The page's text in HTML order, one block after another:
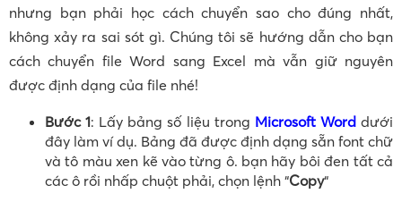
nhưng bạn phải học cách chuyển sao cho đúng nhất,
không xảy ra sai sót gì. Chúng tôi sẽ hướng dẫn cho bạn
cách chuyển file Word sang Excel mà vẫn giữ nguyên
được định dạng của file nhé!
Bước1: Lấy bảng số liệu trong Microsoft Worddưới
đây làm ví dụ. Bảng đã được định dạng sẵn font chữ
và tô màu xen kẽ vào từng ô. bạn hãy bôi đen tất cả
các ô rồi nhấp chuột phải, chọn lệnh “Copy“